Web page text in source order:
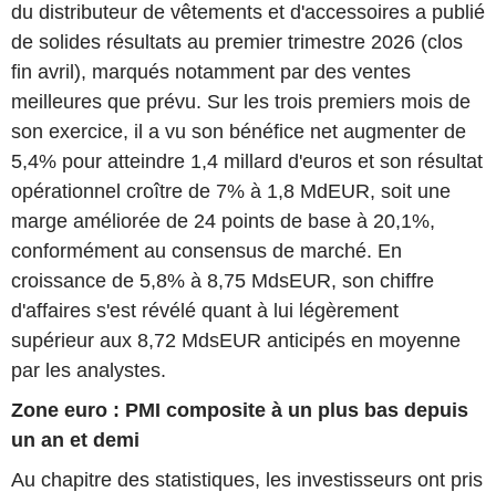
du distributeur de vêtements et d'accessoires a publié
de solides résultats au premier trimestre 2026 (clos
fin avril), marqués notamment par des ventes
meilleures que prévu. Sur les trois premiers mois de
son exercice, il a vu son bénéfice net augmenter de
5,4% pour atteindre 1,4 millard d'euros et son résultat
opérationnel croître de 7% à 1,8 MdEUR, soit une
marge améliorée de 24 points de base à 20,1%,
conformément au consensus de marché. En
croissance de 5,8% à 8,75 MdsEUR, son chiffre
d'affaires s'est révélé quant à lui légèrement
supérieur aux 8,72 MdsEUR anticipés en moyenne
par les analystes.
Zone euro : PMI composite à un plus bas depuis
un an et demi
Au chapitre des statistiques, les investisseurs ont pris